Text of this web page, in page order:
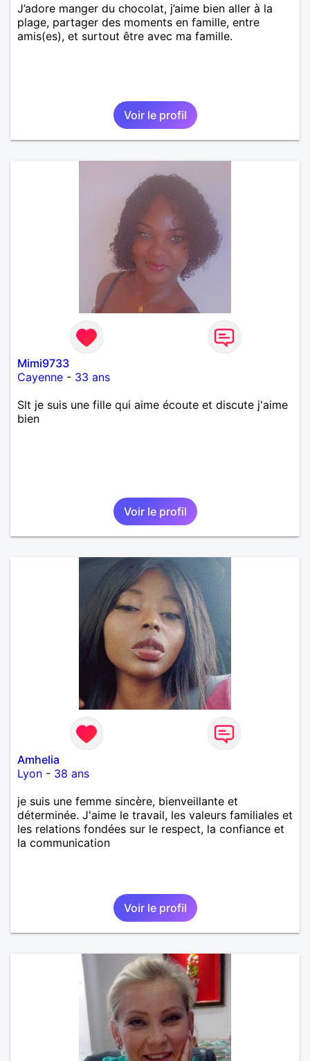
J’adore manger du chocolat, j’aime bien aller à la
plage, partager des moments en famille, entre
amis(es), et surtout être avec ma famille.
Voir le profil
Mimi9733
Cayenne - 33 ans
Slt je suis une fille qui aime écoute et discute j'aime
bien
Voir le profil
Amhelia
Lyon - 38 ans
je suis une femme sincère, bienveillante et
déterminée. J'aime le travail, les valeurs familiales et
les relations fondées sur le respect, la confiance et
la communication
Voir le profil